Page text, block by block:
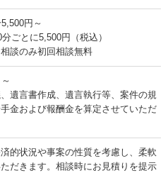
円～
ごとに5,500円（税込）
談のみ初回相談無料
遺言書作成、遺言執行等、案件の規
金および報酬金を算定させていただ
的状況や事案の性質を考慮し、柔軟
だきます。相談時にお見積りを提示